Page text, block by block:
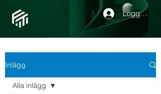
Logga in
Inlägg
Alla inlägg